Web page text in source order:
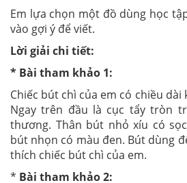
Em lựa chọn một đồ dùng học
vào gợi ý để viết.
Lời giải chi tiết:
* Bài tham khảo 1:
Chiếc bút chì của em có chiều dài
Ngay trên đầu là cục tẩy tròn
thương. Thân bút nhỏ xíu có
bút nhọn có màu đen. Bút dùng
thích chiếc bút chì của em.
* Bài tham khảo 2: